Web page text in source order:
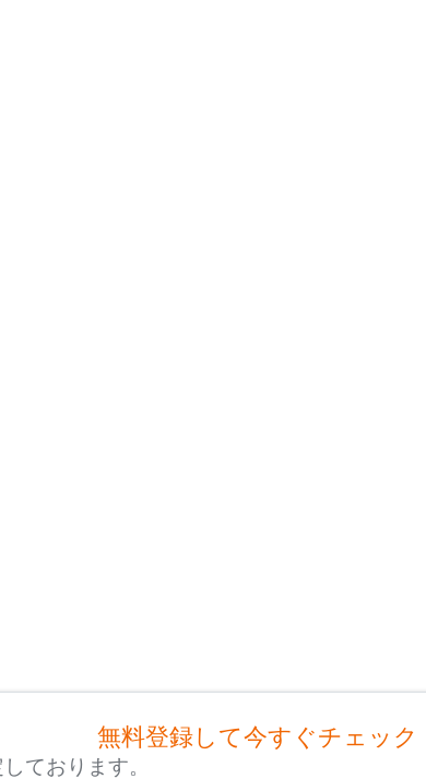
無料登録して今すぐチェック
ております。